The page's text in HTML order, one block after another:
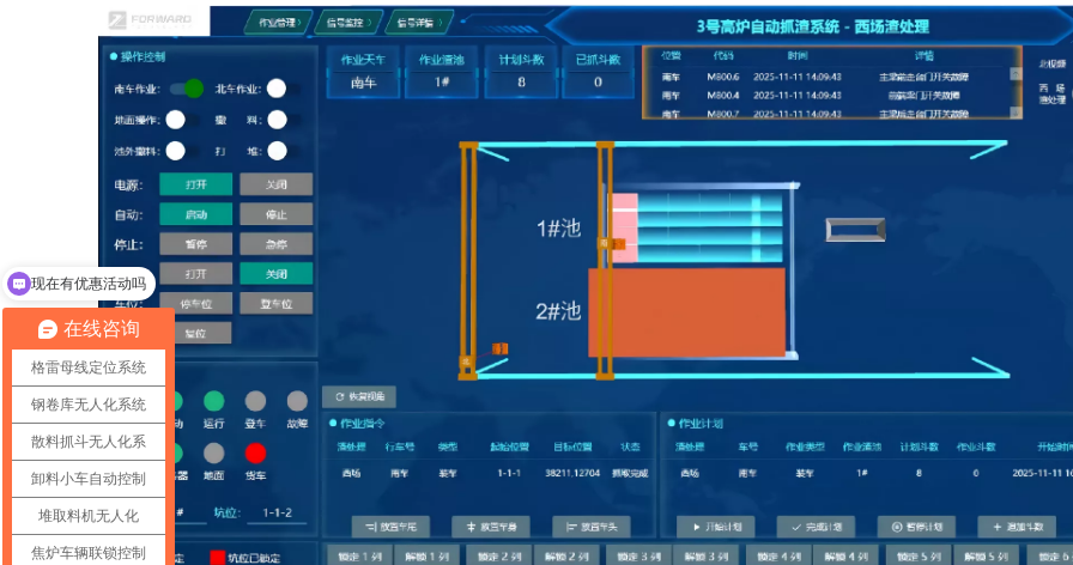
在线咨询
格雷母线定位系统
钢卷库无人化系统
散料抓斗无人化系
卸料小车自动控制
堆取料机无人化
焦炉车辆联锁控制
可以介绍下你们的产品么